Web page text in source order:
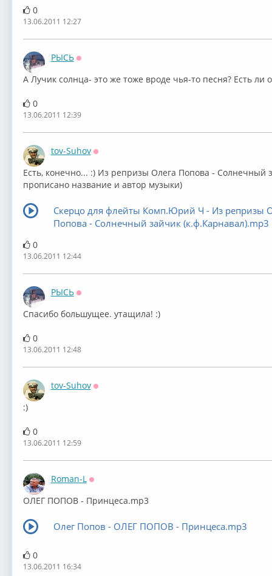
0
13.06.2011 12:27
РЫСЬ
А Лучик солнца- это же тоже вроде чья-то песня? Есть ли
0
13.06.2011 12:39
tov-Suhov
Есть, конечно... :) Из репризы Олега Попова - Солнечный
прописано название и автор музыки)
Скерцо для флейты Комп.Юрий Ч - Из репризы
Попова - Солнечный зайчик (к.ф.Карнавал).mp3
0
13.06.2011 12:44
РЫСЬ
Спасибо большущее. утащила! :)
0
13.06.2011 12:48
tov-Suhov
:)
0
13.06.2011 12:59
Roman-L
ОЛЕГ ПОПОВ - Принцеса.mp3
Олег Попов - ОЛЕГ ПОПОВ - Принцеса.mp3
0
13.06.2011 16:34